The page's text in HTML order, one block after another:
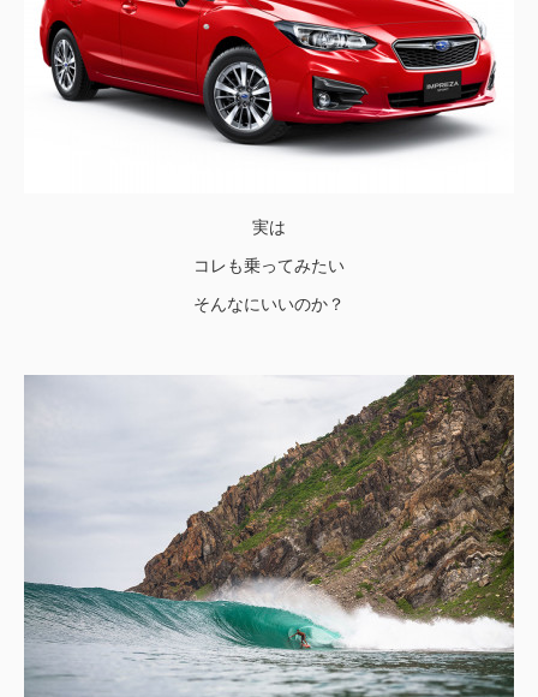
実は
コレも乗ってみたい
そんなにいいのか？